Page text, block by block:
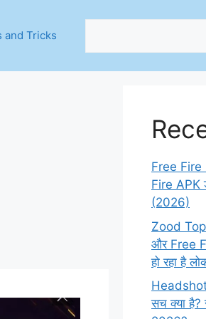
and Tricks
Free Fire
Fire APK
(2026)
Zood
और Free
हो रहा है
सच क्या है?